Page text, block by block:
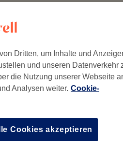
Dritten, um Inhalte und
und unseren Datenverkehr
die Nutzung unserer Webseite
Analysen weiter. Cookie-
Cookies akzeptieren